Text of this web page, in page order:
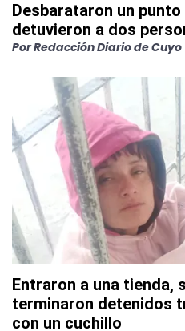
Desbarataron un
detuvieron a dos
PorRedacción Diario de Cuyo
Entraron a una tienda,
terminaron detenidos
con un cuchillo